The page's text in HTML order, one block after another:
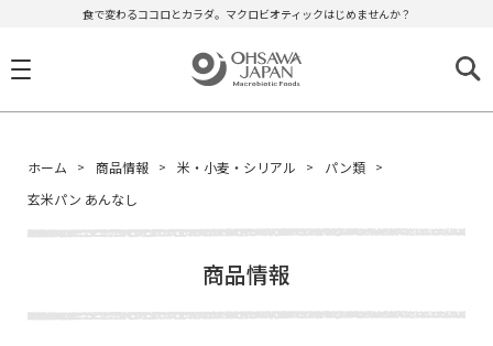
食で変わるココロとカラダ。マクロビオティックはじめませんか？
ホーム 商品情報 米・小麦・シリアル
パン類
玄米パン あんなし
商品情報